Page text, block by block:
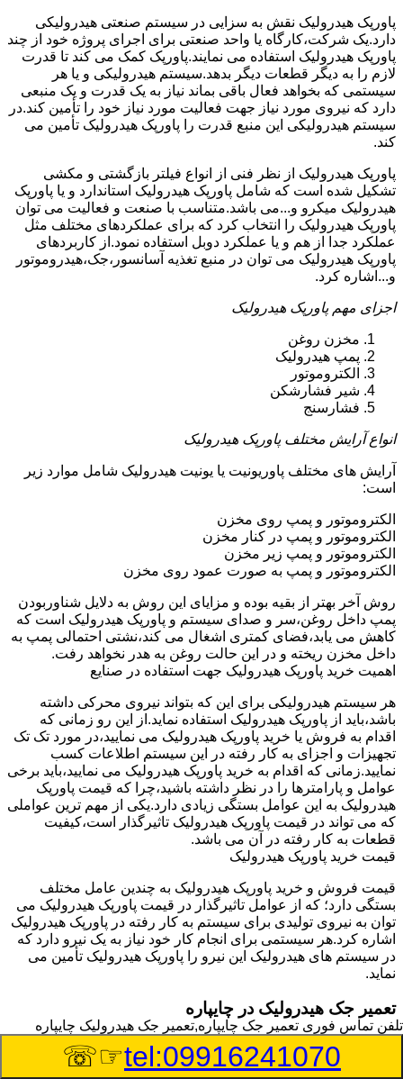
پاورپک هیدرولیک نقش به سزایی در سیستم صنعتی هیدرولیکی
دارد.یک شرکت،کارگاه یا واحد صنعتی برای اجرای پروژه خود از چند
پاورپک هیدرولیک استفاده می نمایند.پاورپک کمک می کند تا قدرت
لازم را به دیگر قطعات دیگر بدهد.سیستم هیدرولیکی و یا هر
سیستمی که بخواهد فعال باقی بماند نیاز به یک قدرت و یک منبعی
دارد که نیروی مورد نیاز جهت فعالیت مورد نیاز خود را تأمین کند.در
سیستم هیدرولیکی این منبع قدرت را پاورپک هیدرولیک تأمین می
کند.
پاورپک هیدرولیک از نظر فنی از انواع فیلتر بازگشتی و مکشی
تشکیل شده است که شامل پاورپک هیدرولیک استاندارد و یا پاورپک
هیدرولیک میکرو و...می باشد.متناسب با صنعت و فعالیت می توان
پاورپک هیدرولیک را انتخاب کرد که برای عملکردهای مختلف مثل
عملکرد جدا از هم و یا عملکرد دوبل استفاده نمود.از کاربردهای
پاورپک هیدرولیک می توان در منبع تغذیه آسانسور،جک،هیدروموتور
و...اشاره کرد.
اجزای مهم پاورپک هیدرولیک
مخزن روغن
پمپ هیدرولیک
الکتروموتور
شیر فشارشکن
فشارسنج
انواع آرایش مختلف پاورپک هیدرولیک
آرایش های مختلف پاوریونیت یا یونیت هیدرولیک شامل موارد زیر
است:
الکتروموتور و پمپ روی مخزن
الکتروموتور و پمپ در کنار مخزن
الکتروموتور و پمپ زیر مخزن
الکتروموتور و پمپ به صورت عمود روی مخزن
روش آخر بهتر از بقیه بوده و مزایای این روش به دلایل شناوربودن
پمپ داخل روغن،سر و صدای سیستم و پاورپک هیدرولیک است که
کاهش می یابد،فضای کمتری اشغال می کند،نشتی احتمالی پمپ به
داخل مخزن ریخته و در این حالت روغن به هدر نخواهد رفت.
اهمیت خرید پاورپک هیدرولیک جهت استفاده در صنایع
هر سیستم هیدرولیکی برای این که بتواند نیروی محرکی داشته
باشد،باید از پاورپک هیدرولیک استفاده نماید.از این رو زمانی که
اقدام به فروش یا خرید پاورپک هیدرولیک می نمایید،در مورد تک تک
تجهیزات و اجزای به کار رفته در این سیستم اطلاعات کسب
نمایید.زمانی که اقدام به خرید پاورپک هیدرولیک می نمایید،باید برخی
عوامل و پارامترها را در نظر داشته باشید،چرا که قیمت پاورپک
هیدرولیک به این عوامل بستگی زیادی دارد.یکی از مهم ترین عواملی
که می تواند در قیمت پاورپک هیدرولیک تاثیرگذار است،کیفیت
قطعات به کار رفته در آن می باشد.
قیمت خرید پاورپک هیدرولیک
قیمت فروش و خرید پاورپک هیدرولیک به چندین عامل مختلف
بستگی دارد؛ که از عوامل تاثیرگذار در قیمت پاورپک هیدرولیک می
توان به نیروی تولیدی برای سیستم به کار رفته در پاورپک هیدرولیک
اشاره کرد.هر سیستمی برای انجام کار خود نیاز به یک نیرو دارد که
در سیستم های هیدرولیک این نیرو را پاورپک هیدرولیک تأمین می
نماید.
تعمیر جک هیدرولیک در چایپاره
وسیله‎ای که با عملکرد خود موجب بلند شدن اهرم و یا وزن سنگین
در یک قسمت می گردد را جک هیدرولیک می نامند.جک هیدرولیک
تلفن تماس فوری تعمیر جک چایپاره,تعمیر جک هیدرولیک چایپاره
tel:09916241070
☞☏